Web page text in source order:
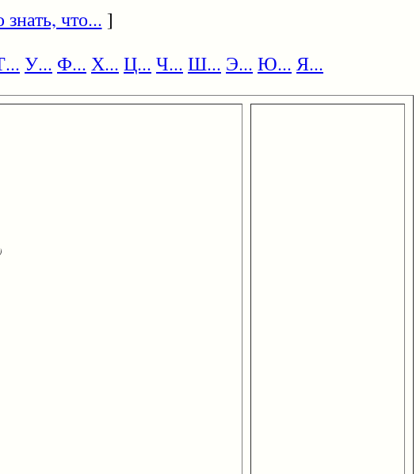
что... ]
У... Ф... Х... Ц... Ч... Ш... Э... Ю... Я...